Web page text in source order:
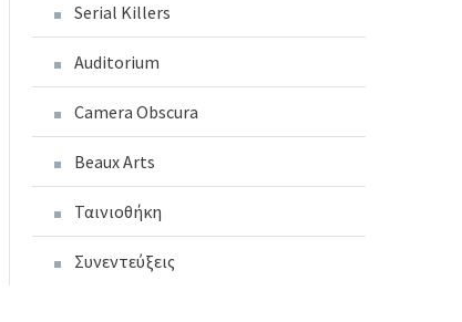
Serial Killers
Auditorium
Camera Obscura
Beaux Arts
Ταινιοθήκη
Συνεντεύξεις